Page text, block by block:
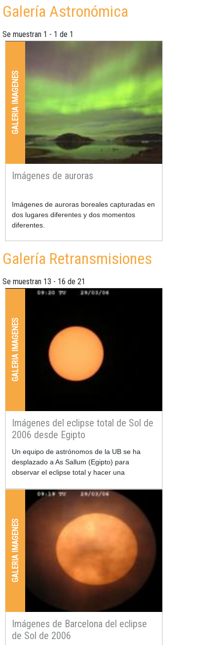
Galería Astronómica
Se muestran 1 - 1 de 1
GALERIA IMAGENES
Imágenes de auroras
Imágenes de auroras boreales capturadas en
dos lugares diferentes y dos momentos
diferentes.
Galería Retransmisiones
Se muestran 13 - 16 de 21
GALERIA IMAGENES
Imágenes del eclipse total de Sol de
2006 desde Egipto
Un equipo de astrónomos de la UB se ha
desplazado a As Sallum (Egipto) para
observar el eclipse total y hacer una
GALERIA IMAGENES
Imágenes de Barcelona del eclipse
de Sol de 2006